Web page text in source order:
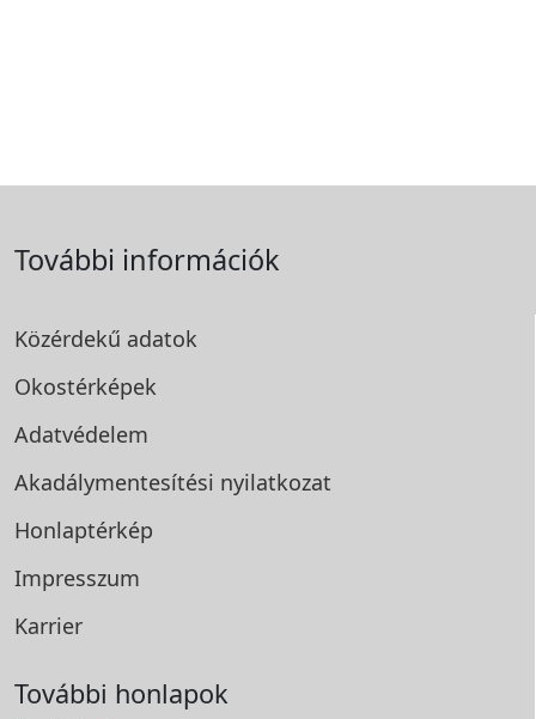
További információk
Közérdekű adatok
Okostérképek
Adatvédelem
Akadálymentesítési nyilatkozat
Honlaptérkép
Impresszum
Karrier
További honlapok